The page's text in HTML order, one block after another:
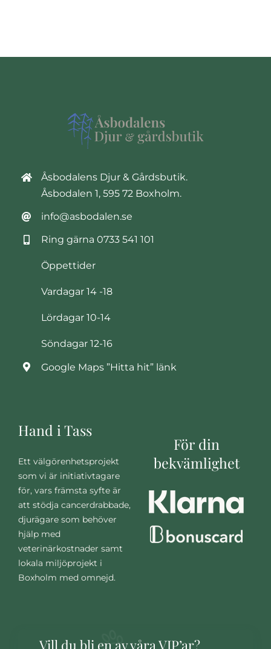
Åsbodalen 1, 595 72 Boxholm.
info@asbodalen.se
Ring gärna0733 541 101
Öppettider
Vardagar 14 -18
Lördagar 10-14
Söndagar 12-16
Google Maps ”Hitta hit” länk
Ett välgörenhetsprojekt
för, vars främsta syfte är
att stödja cancerdrabbade,
djurägare som behöver
hjälp med
veterinärkostnader samt
lokala miljöprojekt i
Boxholm med omnejd.
bekvämlighet
Anmäl dig här.